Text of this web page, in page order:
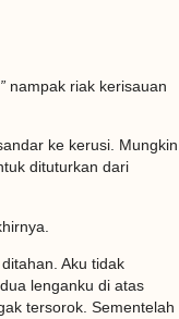
nampak riak kerisauan
ke kerusi. Mungkin
dituturkan dari
Aku tidak
lenganku di atas
tersorok. Sementelah